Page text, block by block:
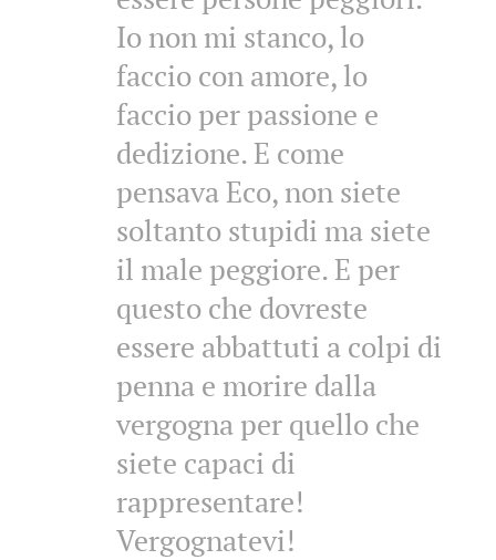
Io non mi stanco, lo
faccio con amore, lo
faccio per passione e
dedizione. E come
pensava Eco, non siete
soltanto stupidi ma siete
il male peggiore. E per
questo che dovreste
essere abbattuti a colpi di
penna e morire dalla
vergogna per quello che
siete capaci di
rappresentare!
Vergognatevi!